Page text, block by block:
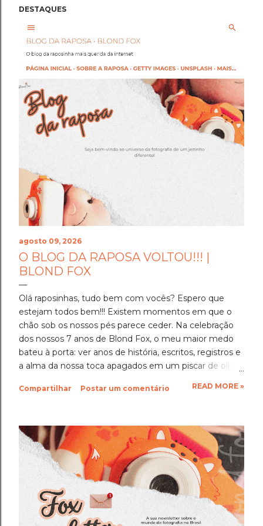
DESTAQUES
agosto 09, 2026
O BLOG DA RAPOSA VOLTOU!!! |
BLOND FOX
Olá raposinhas, tudo bem com vocês? Espero que
estejam todos bem!!! Existem momentos em que o
chão sob os nossos pés parece ceder. Na celebração
dos nossos 7 anos de Blond Fox, o meu maior medo
bateu à porta: ver anos de história, escritos, registros e
a alma da nossa toca apagados em um piscar de olhos,
últimos dias foram de uma tensão silenciosa e
Inteligência Artificial rotularam erroneamente milhares
de blogs legítimos pelo mundo como sites de
"conteúdo malicioso", a nossa casa virtual foi removida
do ar. E a dor foi dupla. Quando achamos que o
pesadelo tinha acabado e o blog retornou, ao entrar
em contato para contestar, um novo erro
automatizado bloqueou e removeu tudo outra vez.
Compartilhar Postar um comentário READ MORE »